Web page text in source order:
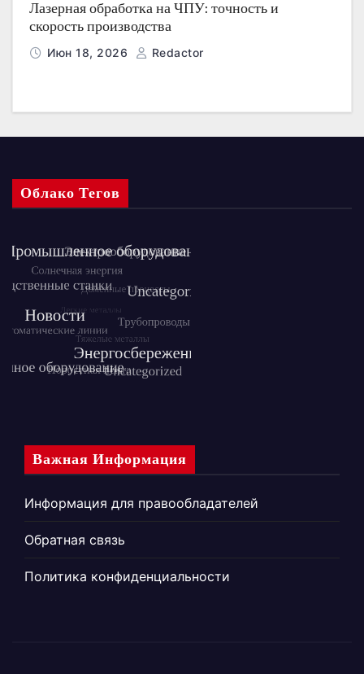
Лазерная обработка на ЧПУ: точность и
скорость производства
Июн 18, 2026 Redactor
Облако Тегов
Важная Информация
Информация для правообладателей
Обратная связь
Политика конфиденциальности